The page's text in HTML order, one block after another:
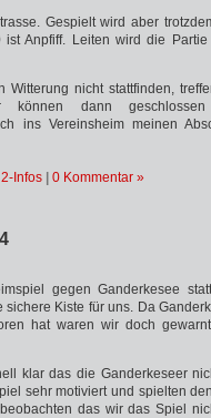
Gespielt wird aber
Anpfiff. Leiten wird die Partie
nicht stattfinden,
können dann
ins Vereinsheim meinen
Infos 0 Kommentar »
gegen Ganderkesee
Kiste für uns. Da
hat waren wir doch
klar das die Ganderkeseer
sehr motiviert und spielten den
das wir das Spiel